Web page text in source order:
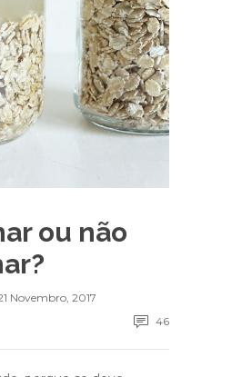
ou não
Novembro, 2017
46